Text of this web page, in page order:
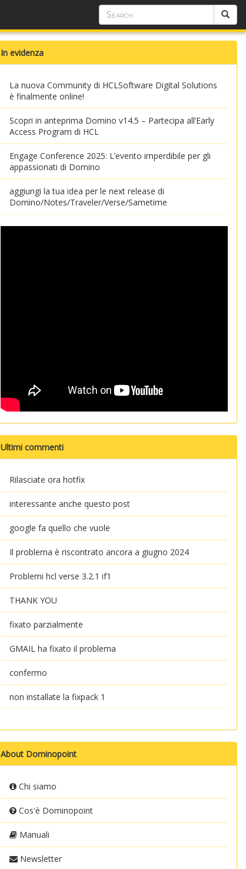
In evidenza
La nuova Community di HCLSoftware Digital Solutions
è finalmente online!
Scopri in anteprima Domino v14.5 – Partecipa all’Early
Access Program di HCL
Engage Conference 2025: L’evento imperdibile per gli
appassionati di Domino
aggiungi la tua idea per le next release di
Domino/Notes/Traveler/Verse/Sametime
Ultimi commenti
Rilasciate ora hotfix
interessante anche questo post
google fa quello che vuole
Il problema è riscontrato ancora a giugno 2024
Problemi hcl verse 3.2.1 if1
THANK YOU
fixato parzialmente
GMAIL ha fixato il problema
confermo
non installate la fixpack 1
About Dominopoint
Chi siamo
Cos'è Dominopoint
Manuali
Newsletter